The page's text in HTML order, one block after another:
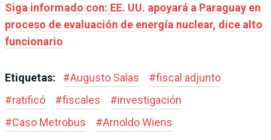
Siga informado con: EE. UU. apoyará a Paraguay en
proceso de evaluación de energía nuclear, dice alto
funcionario
Etiquetas: #Augusto Salas #fiscal adjunto
#ratificó #fiscales #investigación
#Caso Metrobus #Arnoldo Wiens